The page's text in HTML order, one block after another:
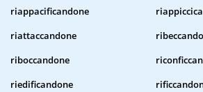
riappacificandone
riattaccandone
riboccandone
riedificandone